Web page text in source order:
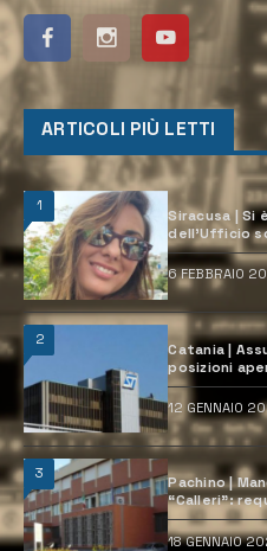
ARTICOLI PIÙ LETTI
1
Siracusa | Si
dell’Ufficio
6 FEBBRAIO
2
Catania |
posizioni
12 GENNAIO
3
Pachino |
“Calleri”:
18 GENNAIO